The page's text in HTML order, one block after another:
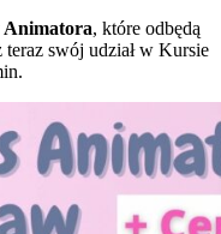
, które odbędą
swój udział w Kursie